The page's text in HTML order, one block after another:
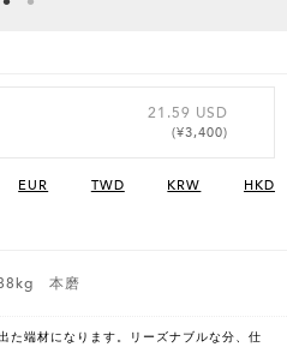
21.59 USD
(¥3,400)
EUR TWD KRW HKD
本磨
た端材になります。リーズナブルな分、仕